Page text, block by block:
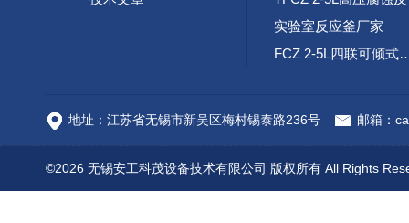
实验室反应釜厂家
FCZ 2-5L四联
地址：江苏省无锡市新吴区梅村锡泰路236号 邮箱：
©2026 无锡安工科茂设备技术有限公司 版权所有 All Rights